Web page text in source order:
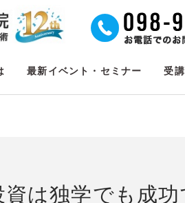
最新イベント・セミナー 受
資は独学でも成